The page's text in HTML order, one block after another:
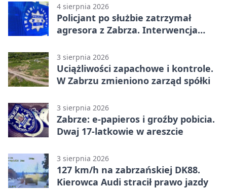
4 sierpnia 2026
Policjant po służbie zatrzymał
agresora z Zabrza. Interwencja
3 sierpnia 2026
Uciążliwości zapachowe i kontrole.
W Zabrzu zmieniono zarząd spółki
3 sierpnia 2026
Zabrze: e-papieros i groźby pobicia.
Dwaj 17-latkowie w areszcie
3 sierpnia 2026
127 km/h na zabrzańskiej DK88.
Kierowca Audi stracił prawo jazdy